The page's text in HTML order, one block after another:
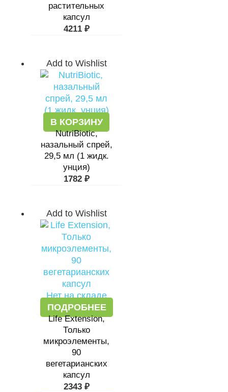
растительных
капсул
4211 ₽
Add to Wishlist
В КОРЗИНУ
NutriBiotic,
назальный спрей,
29,5 мл (1 жидк.
унция)
1782 ₽
Add to Wishlist
Нет на складе
ПОДРОБНЕЕ
Life Extension,
Только
микроэлементы,
90
вегетарианских
капсул
2343 ₽